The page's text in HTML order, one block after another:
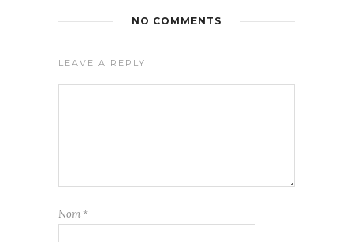
NO COMMENTS
LEAVE A REPLY
Nom *